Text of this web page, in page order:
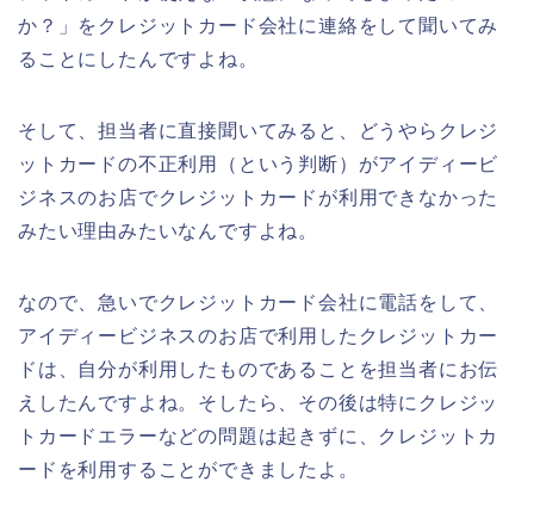
か？」をクレジットカード会社に連絡をして聞いてみ
ることにしたんですよね。
そして、担当者に直接聞いてみると、どうやらクレジ
ットカードの不正利用（という判断）がアイディービ
ジネスのお店でクレジットカードが利用できなかった
みたい理由みたいなんですよね。
なので、急いでクレジットカード会社に電話をして、
アイディービジネスのお店で利用したクレジットカー
ドは、自分が利用したものであることを担当者にお伝
えしたんですよね。そしたら、その後は特にクレジッ
トカードエラーなどの問題は起きずに、クレジットカ
ードを利用することができましたよ。